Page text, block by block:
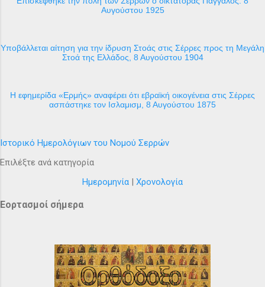
Αυγούστου 1925
Υποβάλλεται αίτηση για την ίδρυση Στοάς στις Σέρρες προς τη Μεγάλη
Στοά της Ελλάδος, 8 Αυγούστου 1904
H εφημερίδα «Ερμής» αναφέρει ότι εβραϊκή οικογένεια στις Σέρρες
ασπάστηκε τον Ισλαμισμ, 8 Αυγούστου 1875
Ιστορικό Ημερολόγιων του Νομού Σερρών
Επιλέξτε ανά κατηγορία
Ημερομηνία | Χρονολογία
Εορτασμοί σήμερα